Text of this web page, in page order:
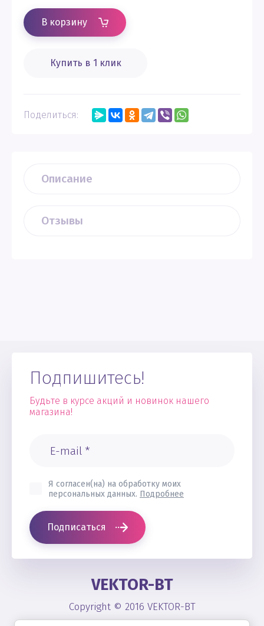
В корзину
Купить в 1 клик
Поделиться:
Описание
Отзывы
Подпишитесь!
Будьте в курсе акций и новинок нашего
магазина!
Я согласен(на) на обработку моих
персональных данных. Подробнее
Подписаться
VEKTOR-BT
Copyright © 2016 VEKTOR-BT